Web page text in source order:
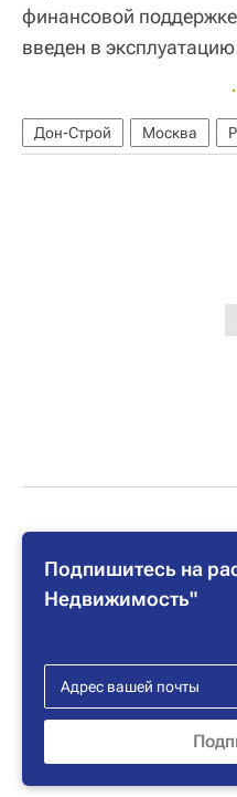
финансовой
введен в
Дон-Строй Москва
Подпишитесь на
Недвижимость"